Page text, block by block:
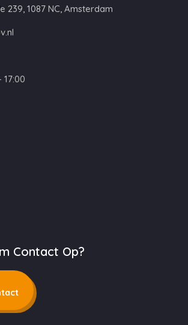
239, 1087 NC, Amsterdam
Contact Op?